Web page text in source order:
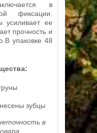
в
фиксации.
усиливает ее
прочность и
упаковке 48
зубцы
в